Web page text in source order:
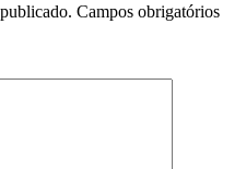
Campos obrigatórios